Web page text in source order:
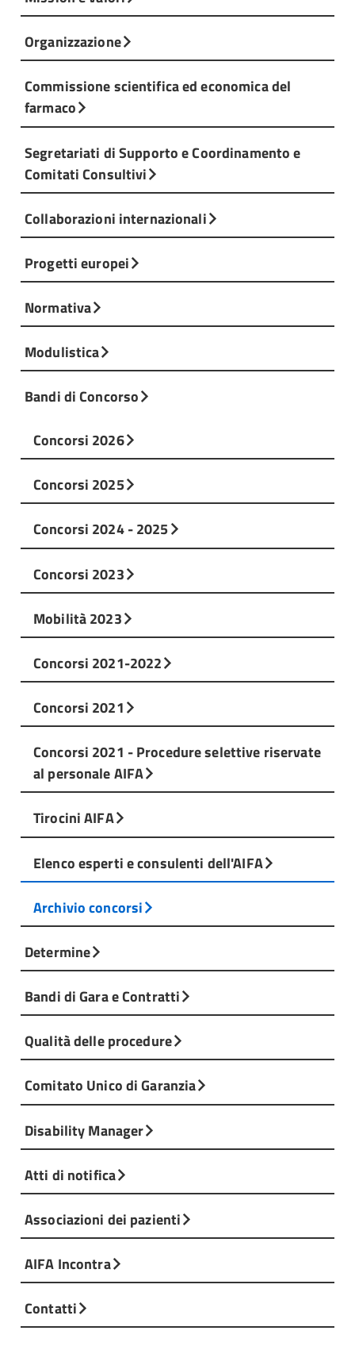
Organizzazione
Commissione scientifica ed economica del
farmaco
Segretariati di Supporto e Coordinamento e
Comitati Consultivi
Collaborazioni internazionali
Progetti europei
Normativa
Modulistica
Bandi di Concorso
Concorsi 2026
Concorsi 2025
Concorsi 2024 - 2025
Concorsi 2023
Mobilità 2023
Concorsi 2021-2022
Concorsi 2021
Concorsi 2021 - Procedure selettive riservate
al personale AIFA
Tirocini AIFA
Elenco esperti e consulenti dell'AIFA
Archivio concorsi
Determine
Bandi di Gara e Contratti
Qualità delle procedure
Comitato Unico di Garanzia
Disability Manager
Atti di notifica
Associazioni dei pazienti
AIFA Incontra
Contatti